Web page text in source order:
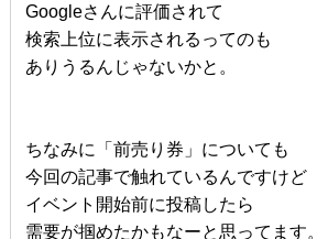
Googleさんに評価されて
検索上位に表示されるってのも
ありうるんじゃないかと。
ちなみに「前売り券」についても
今回の記事で触れているんですけど
イベント開始前に投稿したら
需要が掴めたかもなーと思ってます。